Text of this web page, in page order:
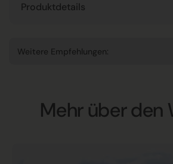
Produktdetails
Weitere Empfehlungen:
Mehr über den